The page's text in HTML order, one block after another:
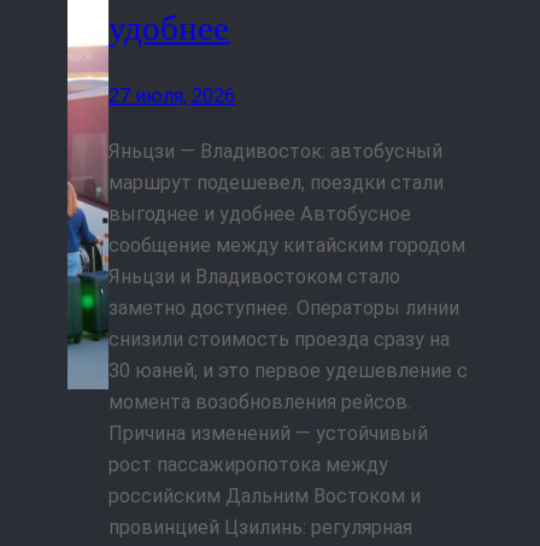
удобнее
27 июля, 2026
Яньцзи — Владивосток: автобусный
маршрут подешевел, поездки стали
выгоднее и удобнее Автобусное
сообщение между китайским городом
Яньцзи и Владивостоком стало
заметно доступнее. Операторы линии
снизили стоимость проезда сразу на
30 юаней, и это первое удешевление с
момента возобновления рейсов.
Причина изменений — устойчивый
рост пассажиропотока между
российским Дальним Востоком и
провинцией Цзилинь: регулярная